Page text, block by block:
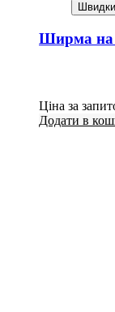
Ширма на
Ціна за
Додати в